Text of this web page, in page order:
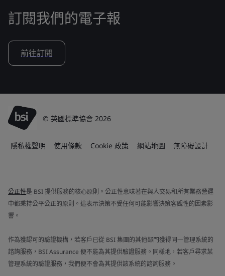
訂閱我們的電子報
前往訂閱
© 英國標準協會 2026
隱私權聲明 使用條款 Cookie 政策 網站地圖 無障礙設計
公正性是 BSI 提供服務的核心原則。公正性意味著在與人交易和所有業務營運
中都秉持公平公正的原則。這表示決策不受任何可能影響決策客觀性的因素影
響。
作為獲認可的驗證機構，若客戶已從 BSI 集團的其他部門獲得同一管理系統的
諮詢服務，BSI Assurance 便不能為其提供驗證服務。同樣地，若客戶尋求某
管理系統的驗證服務，我們便不會為其提供該系統的諮詢服務。